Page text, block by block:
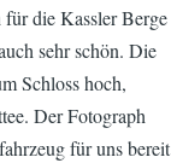
die Kassler Berge
sehr schön. Die
Schloss hoch,
Der Fotograph
für uns bereit